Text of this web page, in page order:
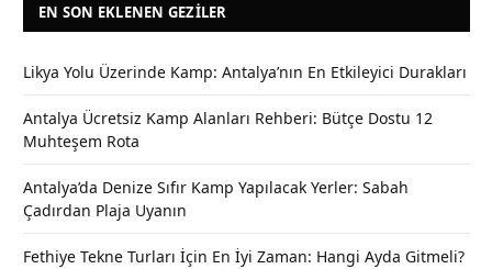
EN SON EKLENEN GEZILER
Likya Yolu Üzerinde Kamp: Antalya’nın En Etkileyici Durakları
Antalya Ücretsiz Kamp Alanları Rehberi: Bütçe Dostu 12
Muhteşem Rota
Antalya’da Denize Sıfır Kamp Yapılacak Yerler: Sabah
Çadırdan Plaja Uyanın
Fethiye Tekne Turları İçin En İyi Zaman: Hangi Ayda Gitmeli?